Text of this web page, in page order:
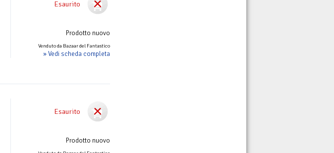
Esaurito
Prodotto nuovo
Venduto da Bazaar del Fantastico
» Vedi scheda completa
Esaurito
Prodotto nuovo